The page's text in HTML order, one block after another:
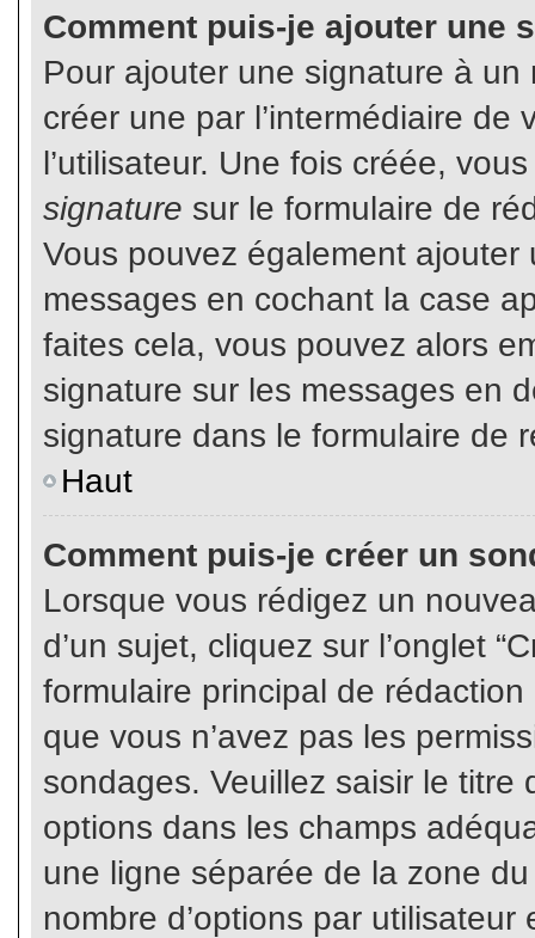
Comment puis-je ajouter une
Pour ajouter une signature à un
créer une par l’intermédiaire
l’utilisateur. Une fois créée,
signature sur le formulaire de
Vous pouvez également
messages en cochant la case
faites cela, vous pouvez alors
signature sur les messages en
signature dans le formulaire de
Haut
Comment puis-je créer un
Lorsque vous rédigez un
d’un sujet, cliquez sur l’onglet
formulaire principal de
que vous n’avez pas les
sondages. Veuillez saisir le
options dans les champs
une ligne séparée de la zone
nombre d’options par